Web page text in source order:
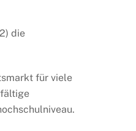
die
für viele